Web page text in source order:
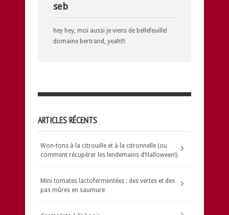
seb
hey hey, moi aussi je viens de bellefeuille!
domaine bertrand, yeah!!!
ARTICLES RÉCENTS
Won-tons à la citrouille et à la citronnelle (ou
comment récupérer les lendemains d’Halloween!)
Mini tomates lactofermentées : des vertes et des
pas mûres en saumure